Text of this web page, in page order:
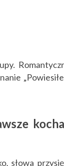
słowa